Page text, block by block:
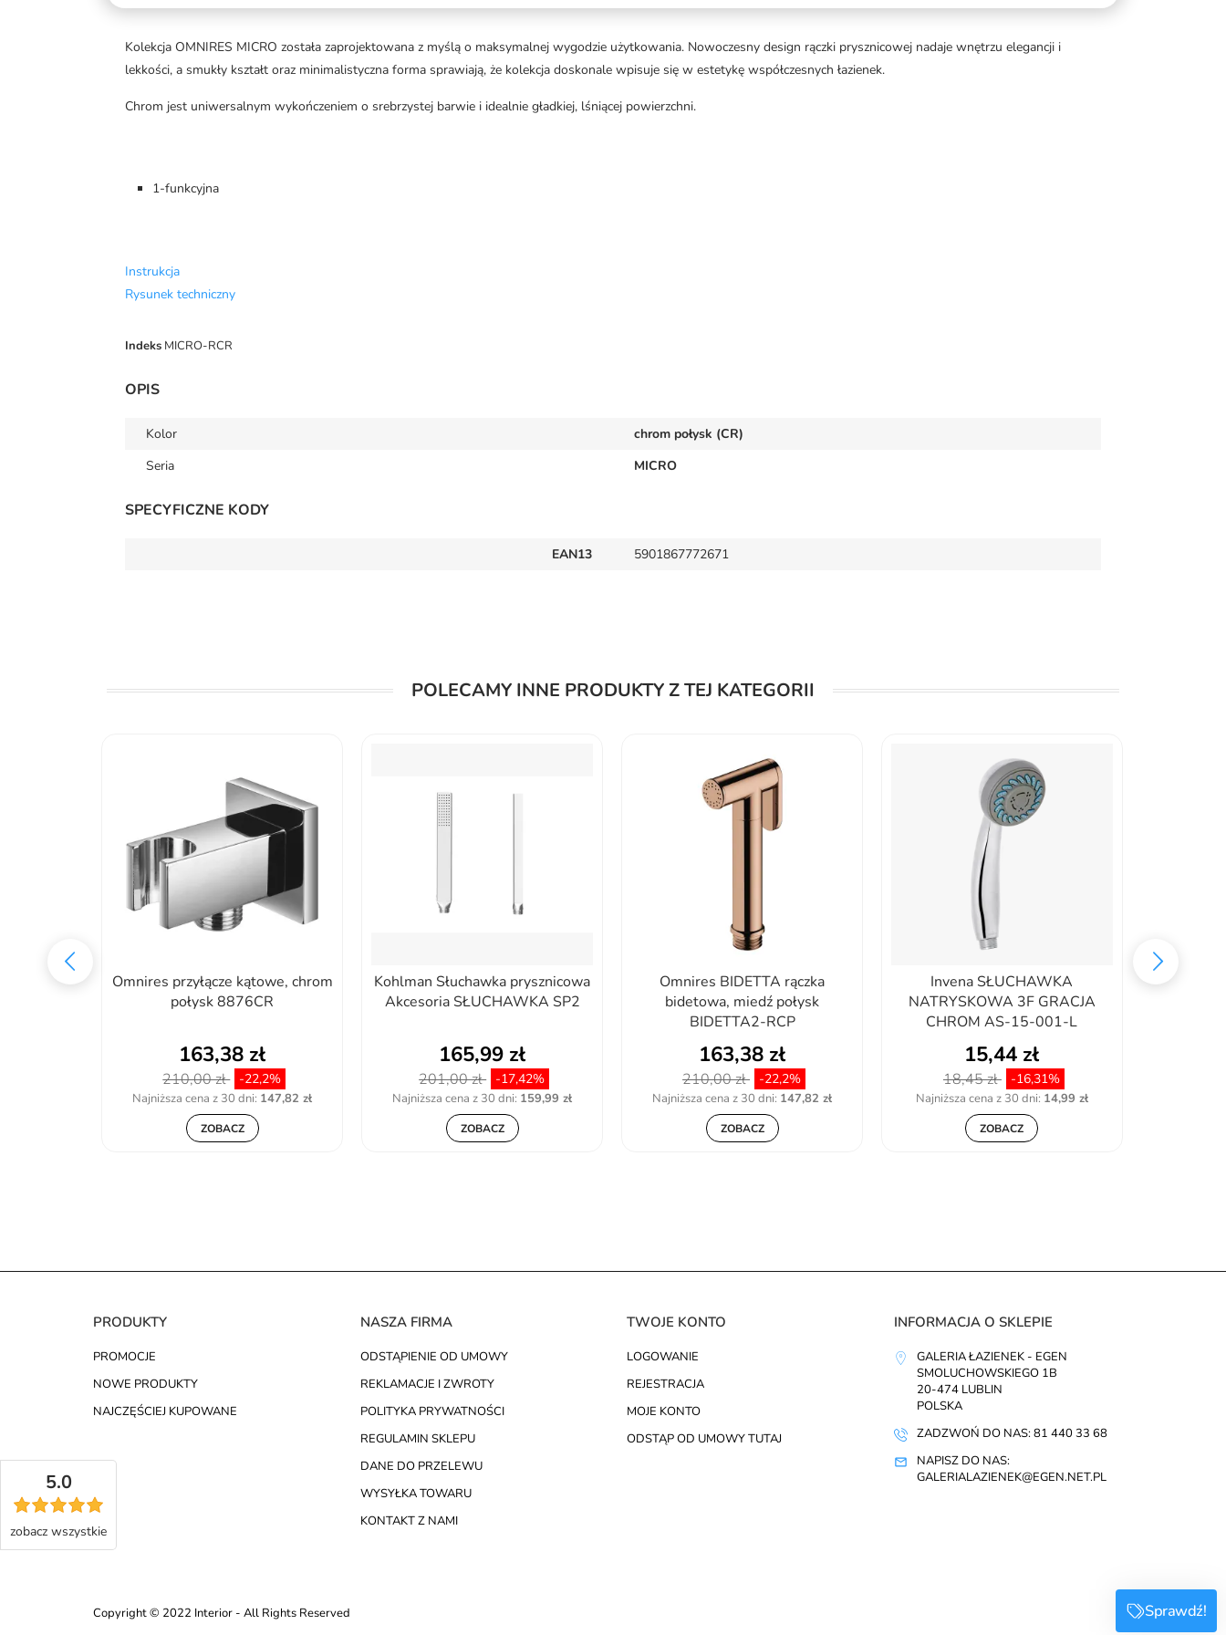
Kolekcja OMNIRES MICRO została zaprojektowana z myślą o maksymalnej wygodzie użytkowania. Nowoczesny design rączki prysznicowej nadaje wnętrzu elegancji i
lekkości, a smukły kształt oraz minimalistyczna forma sprawiają, że kolekcja doskonale wpisuje się w estetykę współczesnych łazienek.
Chrom jest uniwersalnym wykończeniem o srebrzystej barwie i idealnie gładkiej, lśniącej powierzchni.
1-funkcyjna
Instrukcja
Rysunek techniczny
Indeks MICRO-RCR
OPIS
Kolor
chrom połysk (CR)
Seria
MICRO
SPECYFICZNE KODY
EAN13 5901867772671
POLECAMY INNE PRODUKTY Z TEJ KATEGORII
Omnires przyłącze kątowe, chrom
połysk 8876CR
163,38 zł
210,00 zł -22,2%
Najniższa cena z 30 dni: 147,82 zł
ZOBACZ
Kohlman Słuchawka prysznicowa
Akcesoria SŁUCHAWKA SP2
165,99 zł
201,00 zł -17,42%
Najniższa cena z 30 dni: 159,99 zł
ZOBACZ
Omnires BIDETTA rączka
bidetowa, miedź połysk
BIDETTA2-RCP
163,38 zł
210,00 zł -22,2%
Najniższa cena z 30 dni: 147,82 zł
ZOBACZ
Invena SŁUCHAWKA
NATRYSKOWA 3F GRACJA
CHROM AS-15-001-L
15,44 zł
18,45 zł -16,31%
Najniższa cena z 30 dni: 14,99 zł
ZOBACZ
PRODUKTY
PROMOCJE
NOWE PRODUKTY
NAJCZĘŚCIEJ KUPOWANE
NASZA FIRMA
ODSTĄPIENIE OD UMOWY
REKLAMACJE I ZWROTY
POLITYKA PRYWATNOŚCI
REGULAMIN SKLEPU
DANE DO PRZELEWU
WYSYŁKA TOWARU
KONTAKT Z NAMI
TWOJE KONTO
LOGOWANIE
REJESTRACJA
MOJE KONTO
ODSTĄP OD UMOWY TUTAJ
INFORMACJA O SKLEPIE
GALERIA ŁAZIENEK - EGEN
SMOLUCHOWSKIEGO 1B
20-474 LUBLIN
POLSKA
ZADZWOŃ DO NAS: 81 440 33 68
NAPISZ DO NAS:
GALERIALAZIENEK@EGEN.NET.PL
Copyright © 2022 Interior - All Rights Reserved
5.0
zobacz wszystkie